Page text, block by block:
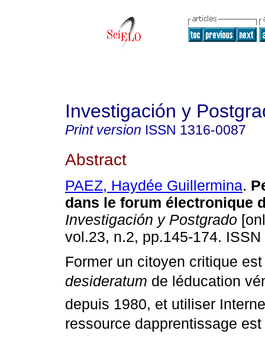
Investigación y
Print version ISSN 1316-0087
Abstract
PAEZ, Haydée Guillermina.
dans le forum électronique
Investigación y Postgrado
vol.23, n.2, pp.145-174.
Former un citoyen critique
desideratum de léducation
depuis 1980, et utiliser
ressource dapprentissage